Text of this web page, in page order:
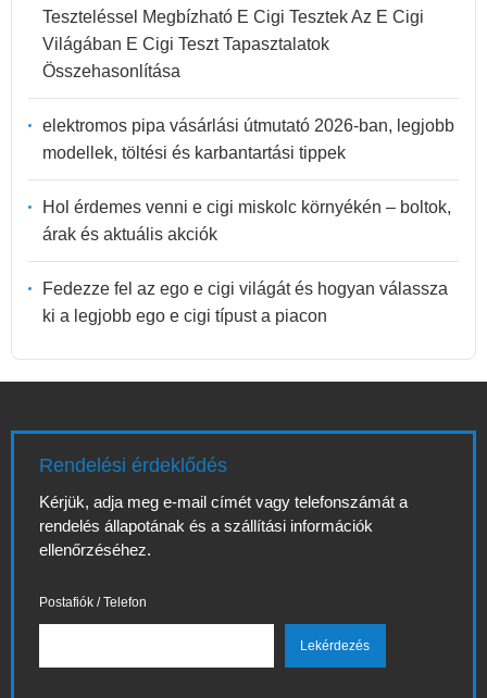
Teszteléssel Megbízható E Cigi Tesztek Az E Cigi
Világában E Cigi Teszt Tapasztalatok
Összehasonlítása
elektromos pipa vásárlási útmutató 2026-ban, legjobb
modellek, töltési és karbantartási tippek
Hol érdemes venni e cigi miskolc környékén – boltok,
árak és aktuális akciók
Fedezze fel az ego e cigi világát és hogyan válassza
ki a legjobb ego e cigi típust a piacon
Rendelési érdeklődés
Kérjük, adja meg e-mail címét vagy telefonszámát a
rendelés állapotának és a szállítási információk
ellenőrzéséhez.
Postafiók / Telefon